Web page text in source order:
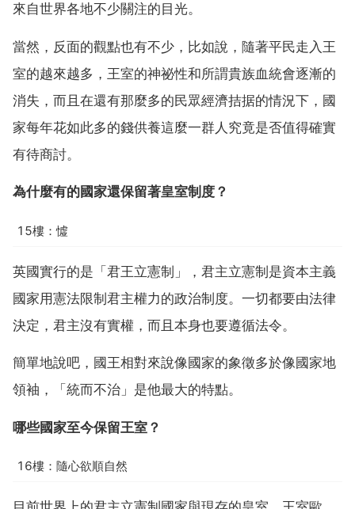
來自世界各地不少關注的目光。
當然，反面的觀點也有不少，比如說，隨著平民走入王
室的越來越多，王室的神祕性和所謂貴族血統會逐漸的
消失，而且在還有那麼多的民眾經濟拮据的情況下，國
家每年花如此多的錢供養這麼一群人究竟是否值得確實
有待商討。
為什麼有的國家還保留著皇室制度？
15樓：憈
英國實行的是「君王立憲制」，君主立憲制是資本主義
國家用憲法限制君主權力的政治制度。一切都要由法律
決定，君主沒有實權，而且本身也要遵循法令。
簡單地說吧，國王相對來說像國家的象徵多於像國家地
領袖，「統而不治」是他最大的特點。
哪些國家至今保留王室？
16樓：隨心欲順自然